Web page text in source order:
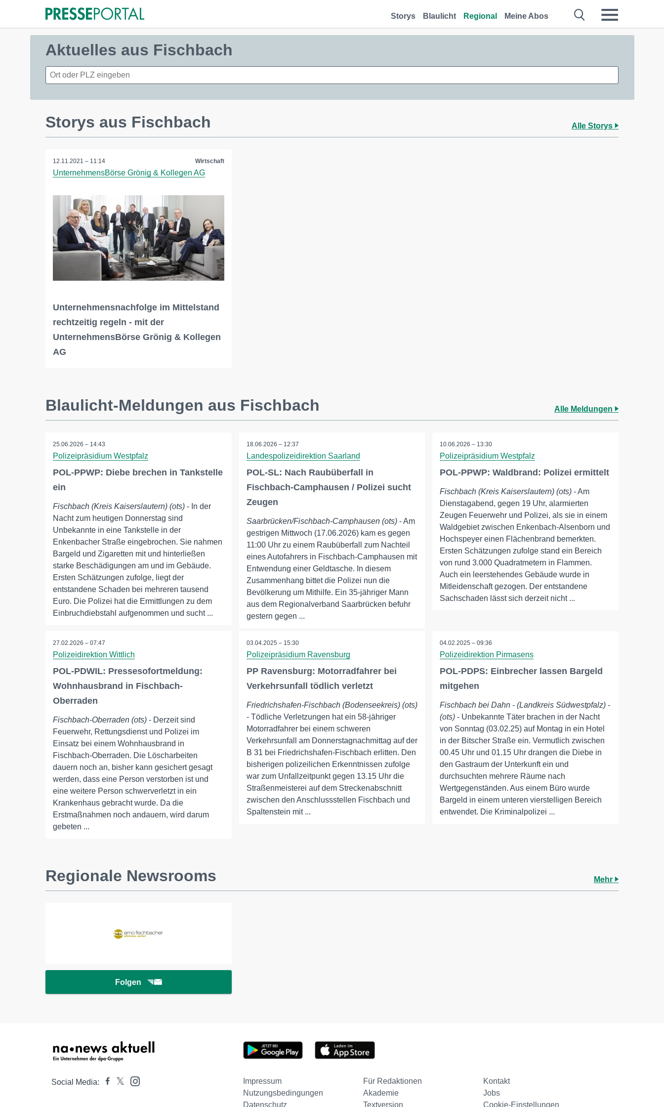
Storys Blaulicht Regional Meine Abos
Aktuelles aus Fischbach
Storys aus Fischbach Alle Storys
12.11.2021 – 11:14 Wirtschaft
UnternehmensBörse Grönig & Kollegen AG
Unternehmensnachfolge im Mittelstand
rechtzeitig regeln - mit der
UnternehmensBörse Grönig & Kollegen
AG
Blaulicht-Meldungen aus Fischbach Alle Meldungen
25.06.2026 – 14:43
Polizeipräsidium Westpfalz
POL-PPWP: Diebe brechen in Tankstelle
ein
Fischbach (Kreis Kaiserslautern) (ots) - In der
Nacht zum heutigen Donnerstag sind
Unbekannte in eine Tankstelle in der
Enkenbacher Straße eingebrochen. Sie nahmen
Bargeld und Zigaretten mit und hinterließen
starke Beschädigungen am und im Gebäude.
Ersten Schätzungen zufolge, liegt der
entstandene Schaden bei mehreren tausend
Euro. Die Polizei hat die Ermittlungen zu dem
Einbruchdiebstahl aufgenommen und sucht ...
18.06.2026 – 12:37
Landespolizeidirektion Saarland
POL-SL: Nach Raubüberfall in
Fischbach-Camphausen / Polizei sucht
Zeugen
Saarbrücken/Fischbach-Camphausen (ots)- Am
gestrigen Mittwoch (17.06.2026) kam es gegen
11:00 Uhr zu einem Raubüberfall zum Nachteil
eines Autofahrers in Fischbach-Camphausen mit
Entwendung einer Geldtasche. In diesem
Zusammenhang bittet die Polizei nun die
Bevölkerung um Mithilfe. Ein 35-jähriger Mann
aus dem Regionalverband Saarbrücken befuhr
gestern gegen ...
10.06.2026 – 13:30
Polizeipräsidium Westpfalz
POL-PPWP: Waldbrand: Polizei ermittelt
Fischbach (Kreis Kaiserslautern) (ots) - Am
Dienstagabend, gegen 19 Uhr, alarmierten
Zeugen Feuerwehr und Polizei, als sie in einem
Waldgebiet zwischen Enkenbach-Alsenborn und
Hochspeyer einen Flächenbrand bemerkten.
Ersten Schätzungen zufolge stand ein Bereich
von rund 3.000 Quadratmetern in Flammen.
Auch ein leerstehendes Gebäude wurde in
Mitleidenschaft gezogen. Der entstandene
Sachschaden lässt sich derzeit nicht ...
27.02.2026 – 07:47
Polizeidirektion Wittlich
POL-PDWIL: Pressesofortmeldung:
Wohnhausbrand in Fischbach-
Oberraden
Fischbach-Oberraden (ots) - Derzeit sind
Feuerwehr, Rettungsdienst und Polizei im
Einsatz bei einem Wohnhausbrand in
Fischbach-Oberraden. Die Löscharbeiten
dauern noch an, bisher kann gesichert gesagt
werden, dass eine Person verstorben ist und
eine weitere Person schwerverletzt in ein
Krankenhaus gebracht wurde. Da die
Erstmaßnahmen noch andauern, wird darum
gebeten ...
03.04.2025 – 15:30
Polizeipräsidium Ravensburg
PP Ravensburg: Motorradfahrer bei
Verkehrsunfall tödlich verletzt
Friedrichshafen-Fischbach (Bodenseekreis) (ots)
- Tödliche Verletzungen hat ein 58-jähriger
Motorradfahrer bei einem schweren
Verkehrsunfall am Donnerstagnachmittag auf der
B 31 bei Friedrichshafen-Fischbach erlitten. Den
bisherigen polizeilichen Erkenntnissen zufolge
war zum Unfallzeitpunkt gegen 13.15 Uhr die
Straßenmeisterei auf dem Streckenabschnitt
zwischen den Anschlussstellen Fischbach und
Spaltenstein mit ...
04.02.2025 – 09:36
Polizeidirektion Pirmasens
POL-PDPS: Einbrecher lassen Bargeld
mitgehen
Fischbach bei Dahn - (Landkreis Südwestpfalz) -
(ots) - Unbekannte Täter brachen in der Nacht
von Sonntag (03.02.25) auf Montag in ein Hotel
in der Bitscher Straße ein. Vermutlich zwischen
00.45 Uhr und 01.15 Uhr drangen die Diebe in
den Gastraum der Unterkunft ein und
durchsuchten mehrere Räume nach
Wertgegenständen. Aus einem Büro wurde
Bargeld in einem unteren vierstelligen Bereich
entwendet. Die Kriminalpolizei ...
Regionale Newsrooms Mehr
Folgen
Social Media: Impressum Für Redaktionen
Kontakt
Nutzungsbedingungen
Akademie
Jobs
Datenschutz
Textversion Cookie-Einstellungen